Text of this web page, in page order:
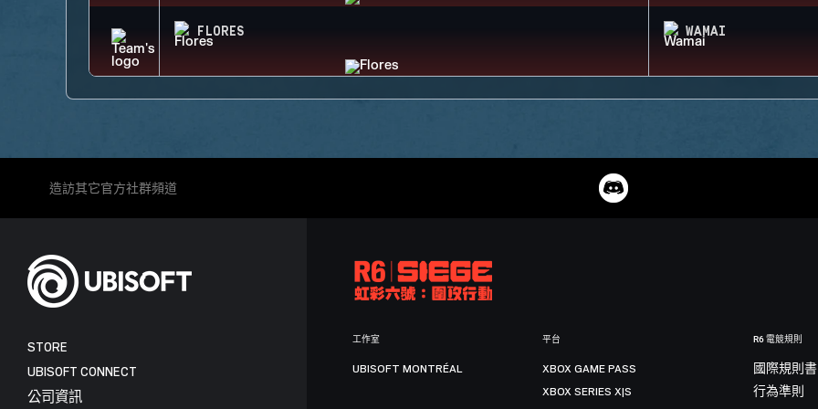
FLORES WAMAI
造訪其它官方社群頻道
STORE
UBISOFT CONNECT
公司資訊
工作室
UBISOFT MONTRÉAL
平台
XBOX GAME PASS
XBOX SERIES X|S
R6 電競規則
國際規則書
行為準則